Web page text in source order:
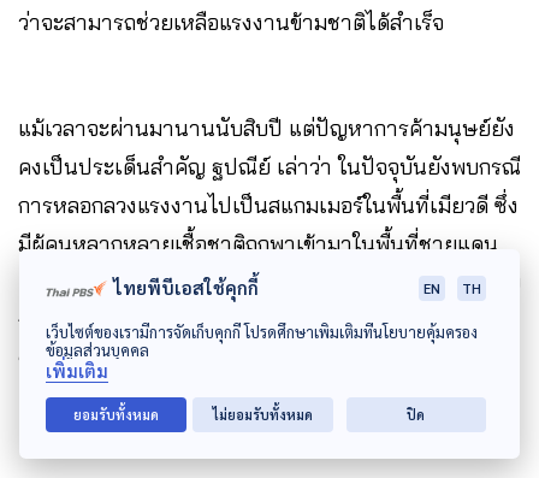
ว่าจะสามารถช่วยเหลือแรงงานข้ามชาติได้สำเร็จ
แม้เวลาจะผ่านมานานนับสิบปี แต่ปัญหาการค้ามนุษย์ยัง
คงเป็นประเด็นสำคัญ ฐปณีย์ เล่าว่า ในปัจจุบันยังพบกรณี
การหลอกลวงแรงงานไปเป็นสแกมเมอร์ในพื้นที่เมียวดี ซึ่ง
มีผู้คนหลากหลายเชื้อชาติถูกพาเข้ามาในพื้นที่ชายแดน
แม่น้ำเมย ก่อนจะถูกควบคุมตัว บางรายถูกทำร้ายร่างกาย
ถูกช็อตไฟฟ้า และถูกทุบตีจนบาดเจ็บ ภาพความรุนแรง
ของการค้ามนุษย์ในปัจจุบันจึงเป็นสิ่งที่เกิดขึ้นจริง ไม่ใช่
เพียงเรื่องแต่งในซีรีส์
ไทยพีบีเอสใช้คุกกี้ EN TH
เว็บไซต์ของเรามีการจัดเก็บคุกกี้ โปรดศึกษาเพิ่มเติมที่นโยบายคุ้มครอง
ข้อมูลส่วนบุคคล
เพิ่มเติม
ยอมรับทั้งหมด ไม่ยอมรับทั้งหมด ปิด